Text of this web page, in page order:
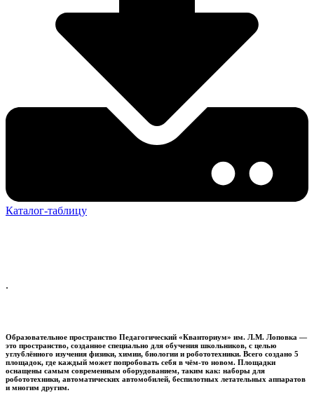
Каталог-таблицу
.
Образовательное пространство Педагогический «Кванториум» им. Л.М. Лоповка —
это пространство, созданное специально для обучения школьников, с целью
углублённого изучения физики, химии, биологии и робототехники. Всего создано 5
площадок, где каждый может попробовать себя в чём-то новом. Площадки
оснащены самым современным оборудованием, таким как: наборы для
робототехники, автоматических автомобилей, беспилотных летательных аппаратов
и многим другим.